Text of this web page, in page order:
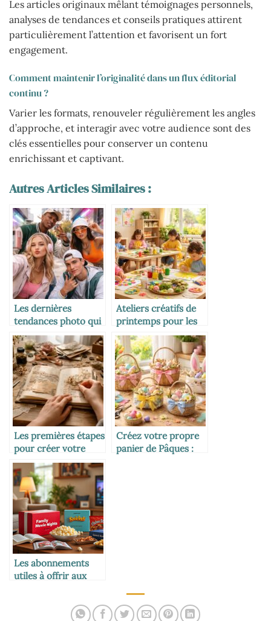
Les articles originaux mêlant témoignages personnels,
analyses de tendances et conseils pratiques attirent
particulièrement l’attention et favorisent un fort
engagement.
Comment maintenir l’originalité dans un flux éditorial
continu ?
Varier les formats, renouveler régulièrement les angles
d’approche, et interagir avec votre audience sont des
clés essentielles pour conserver un contenu
enrichissant et captivant.
Autres Articles Similaires :
Les dernières
tendances photo qui
cartonnent sur
TikTok
Ateliers créatifs de
printemps pour les
tout-petits en
maternelle
Les premières étapes
pour créer votre
propre Junk Journal
unique
Créez votre propre
panier de Pâques :
Les abonnements
utiles à offrir aux